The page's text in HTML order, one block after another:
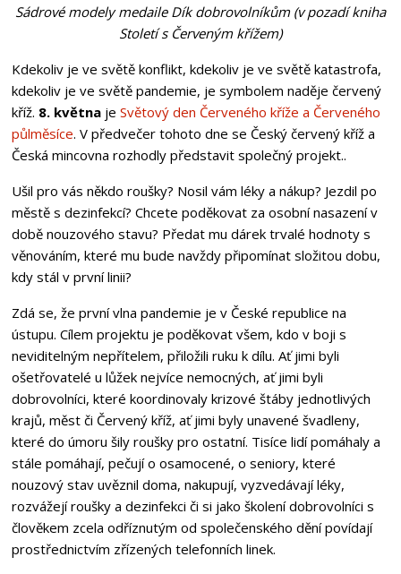
Sádrové modely medaile Dík dobrovolníkům (v pozadí kniha
Století s Červeným křížem)
Kdekoliv je ve světě konflikt, kdekoliv je ve světě katastrofa,
kdekoliv je ve světě pandemie, je symbolem naděje červený
kříž. 8. květnaje Světový den Červeného kříže a Červeného
půlměsíce. V předvečer tohoto dne se Český červený kříž a
Česká mincovna rozhodly představit společný projekt..
Ušil pro vás někdo roušky? Nosil vám léky a nákup? Jezdil po
městě s dezinfekcí? Chcete poděkovat za osobní nasazení v
době nouzového stavu? Předat mu dárek trvalé hodnoty s
věnováním, které mu bude navždy připomínat složitou dobu,
kdy stál v první linii?
Zdá se, že první vlna pandemie je v České republice na
ústupu. Cílem projektu je poděkovat všem, kdo v boji s
neviditelným nepřítelem, přiložili ruku k dílu. Ať jimi byli
ošetřovatelé u lůžek nejvíce nemocných, ať jimi byli
dobrovolníci, které koordinovaly krizové štáby jednotlivých
krajů, měst či Červený kříž, ať jimi byly unavené švadleny,
které do úmoru šily roušky pro ostatní. Tisíce lidí pomáhaly a
stále pomáhají, pečují o osamocené, o seniory, které
nouzový stav uvěznil doma, nakupují, vyzvedávají léky,
rozvážejí roušky a dezinfekci či si jako školení dobrovolníci s
člověkem zcela odříznutým od společenského dění povídají
prostřednictvím zřízených telefonních linek.